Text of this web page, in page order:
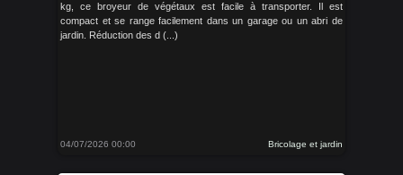
kg, ce broyeur de végétaux est facile à transporter. Il est
compact et se range facilement dans un garage ou un abri de
jardin. Réduction des d (...)
04/07/2026 00:00 Bricolage et jardin